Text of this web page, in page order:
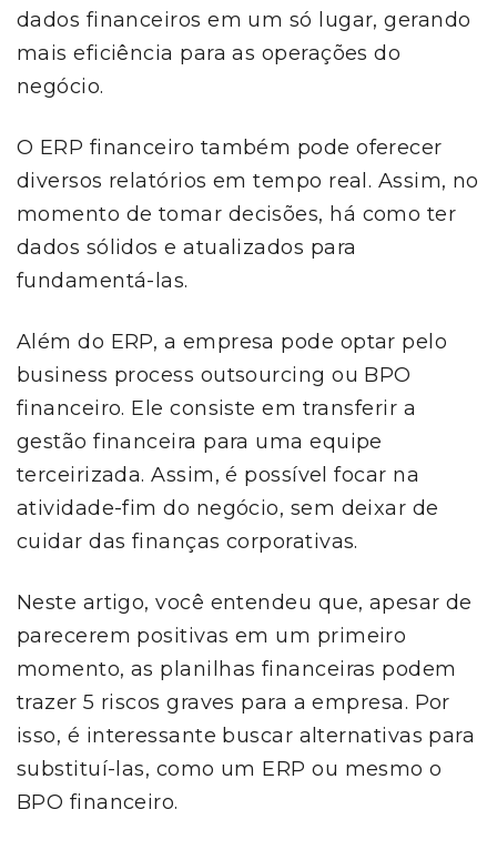
dados financeiros em um só lugar, gerando
mais eficiência para as operações do
negócio.
O ERP financeiro também pode oferecer
diversos relatórios em tempo real. Assim, no
momento de tomar decisões, há como ter
dados sólidos e atualizados para
fundamentá-las.
Além do ERP, a empresa pode optar pelo
business process outsourcing ou BPO
financeiro. Ele consiste em transferir a
gestão financeira para uma equipe
terceirizada. Assim, é possível focar na
atividade-fim do negócio, sem deixar de
cuidar das finanças corporativas.
Neste artigo, você entendeu que, apesar de
parecerem positivas em um primeiro
momento, as planilhas financeiras podem
trazer 5 riscos graves para a empresa. Por
isso, é interessante buscar alternativas para
substituí-las, como um ERP ou mesmo o
BPO financeiro.